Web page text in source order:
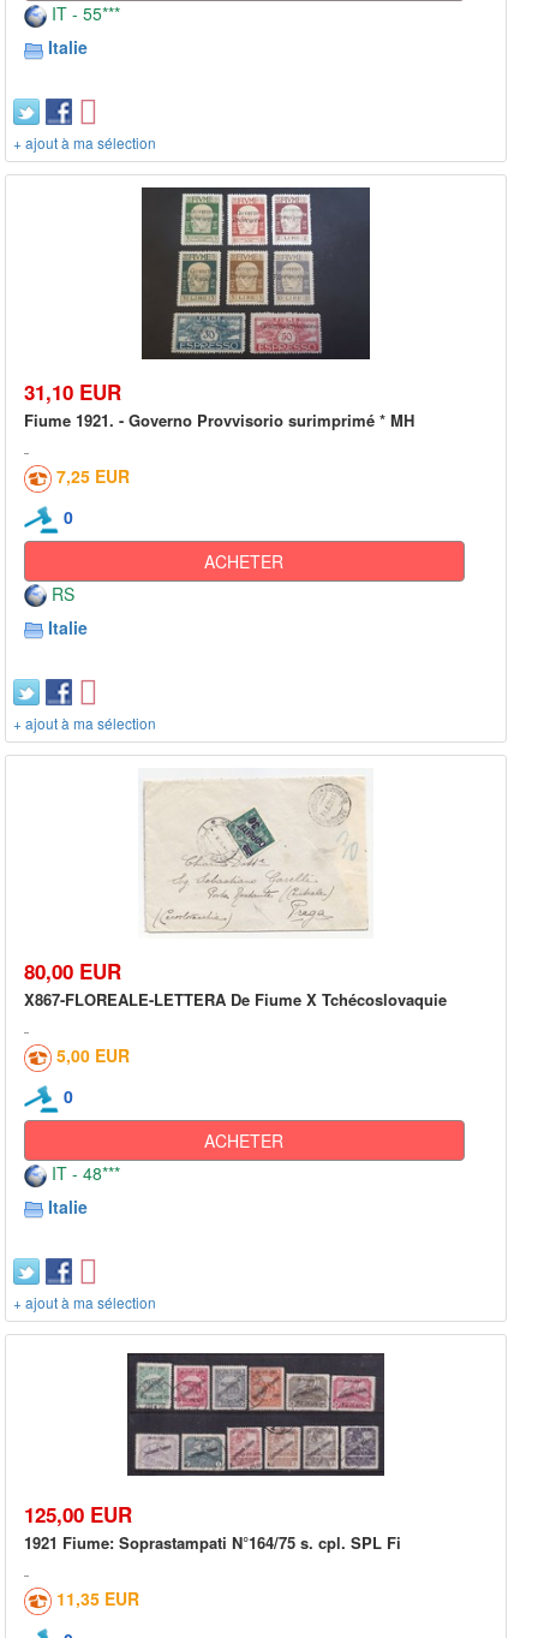
IT - 55***
Italie
+ ajout à ma sélection
31,10 EUR
Fiume 1921. - Governo Provvisorio surimprimé * MH
7,25 EUR
0
ACHETER
RS
Italie
+ ajout à ma sélection
80,00 EUR
X867-FLOREALE-LETTERA De Fiume X Tchécoslovaquie
5,00 EUR
0
ACHETER
IT - 48***
Italie
+ ajout à ma sélection
125,00 EUR
1921 Fiume: Soprastampati N°164/75 s. cpl. SPL Fi
11,35 EUR